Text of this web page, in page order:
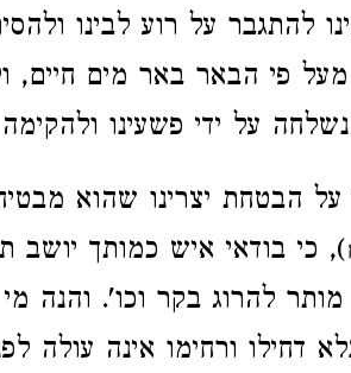
להתגבר על רוע לבינו
פי הבאר באר מים חיים,
על ידי פשעינו
על הבטחת יצרינו שהוא
), כי בודאי איש כמותך
מותר להרוג בקר וכו'. והנה
דחילו ורחימו אינה עולה